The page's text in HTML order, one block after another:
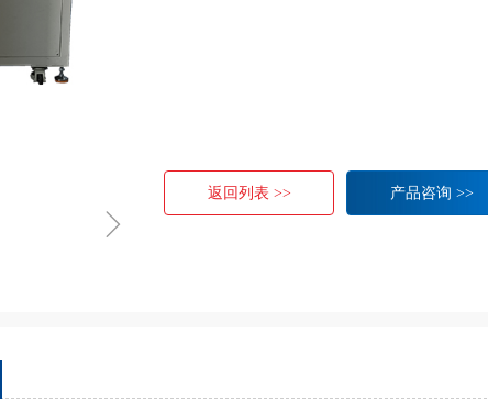
ꁇ
返回列表 >> 产品咨询 >>